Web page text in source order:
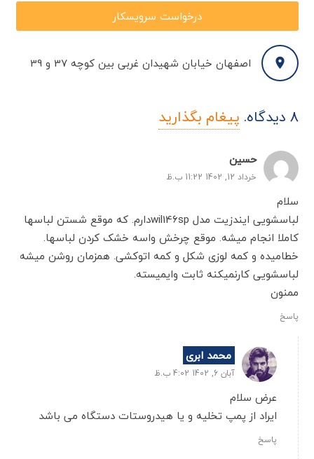
درخواست سرویسکار
اصفهان خیابان شهیدان غربی بین کوچه 37 و 39
8 دیدگاه. پیغام بگذارید
حسین
خرداد 12, 1402 11:22 ب.ظ
سلام
لباسشویی ایندزیت مدل wil146spدارم. که موقع شستن لباسها
کاملا انجام میشه. موقع چرخش واسه خشک کردن لباسها.
خطامیده و کمه لوزی شکل و کمه اتوکشی. همزمان روشن میشه
لباسشویی کارنمیکنه ثابت وایمیسته.
ممنون
پاسخ
محمد ابری
آبان 6, 1402 4:02 ب.ظ
عرض سلام
ایراد از پمپ تخلیه و یا هیدروستات دستگاه می باشد
پاسخ